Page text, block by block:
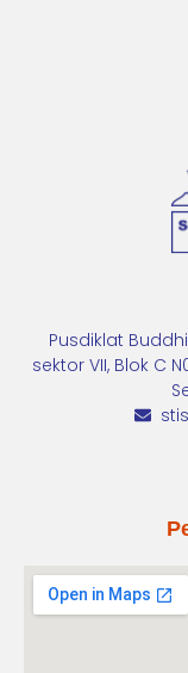
Pusdiklat
sektor VII, Blok C